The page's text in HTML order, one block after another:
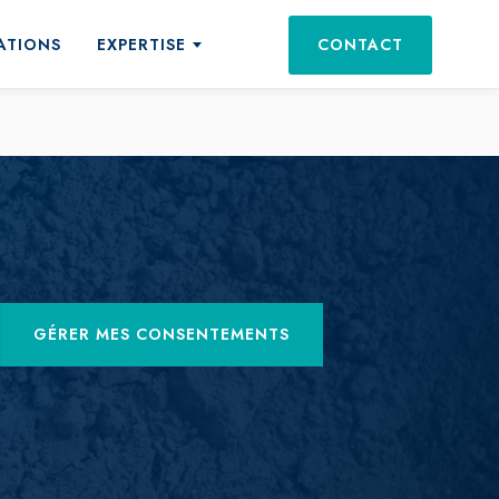
EXPERTISE CONTACT
GÉRER MES CONSENTEMENTS